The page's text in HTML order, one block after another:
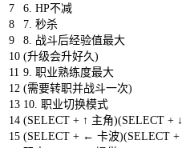
7
8
9
10
11
12
13
14
15
6. HP不减
7. 秒杀
8. 战斗后经验值最大
(升级会升好久)
9. 职业熟练度最大
(需要转职并战斗一次)
10. 职业切换模式
(SELECT + ↑ 主角)(SELECT + ↓
(SELECT + ← 卡波)(SELECT +